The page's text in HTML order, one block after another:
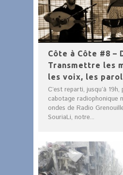
Côte à Côte #8 –
Transmettre les
les voix, les
C’est reparti, jusqu’à
cabotage radiophonique
ondes de Radio
SouriaLi, notre...